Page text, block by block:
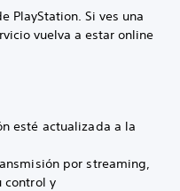
PlayStation. Si ves una
vuelva a estar online
esté actualizada a la
por streaming,
control y